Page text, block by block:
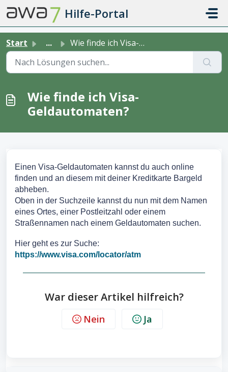
Zum hauptsächlichen Inhalt gehen
Hilfe-Portal
Start ... Wie finde ich Visa-Geldautomaten?
Wie finde ich Visa-
Geldautomaten?
Einen Visa-Geldautomaten kannst du auch online
finden und an diesem mit deiner Kreditkarte Bargeld
abheben.
Oben in der Suchzeile kannst du nun mit dem Namen
eines Ortes, einer Postleitzahl oder einem
Straßennamen nach einem Geldautomaten suchen.
Hier geht es zur Suche:
https://www.visa.com/locator/atm
War dieser Artikel hilfreich?
Nein Ja